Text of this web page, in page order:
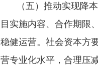
（五）推动实现降本
目实施内容、合作期限
稳健运营。社会资本方
营专业化水平，合理压